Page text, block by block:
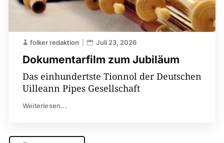
Dokumentarfilm zum Jubiläum
folker redaktion Juli 23, 2026
Das einhundertste Tionnol der Deutschen
Uilleann Pipes Gesellschaft
Weiterlesen...